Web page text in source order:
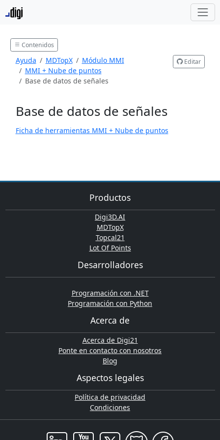
Contenidos
Ayuda MDTopX
Módulo MMI
MMI + Nube de puntos
Base de datos de señales
Editar
Base de datos de señales
Ficha de herramientas MMI + Nube de puntos
Productos
Digi3D.AI
MDTopX
Topcal21
Lot Of Points
Desarrolladores
Programación con .NET
Programación con Python
Acerca de
Acerca de Digi21
Ponte en contacto con nosotros
Blog
Aspectos legales
Política de privacidad
Condiciones